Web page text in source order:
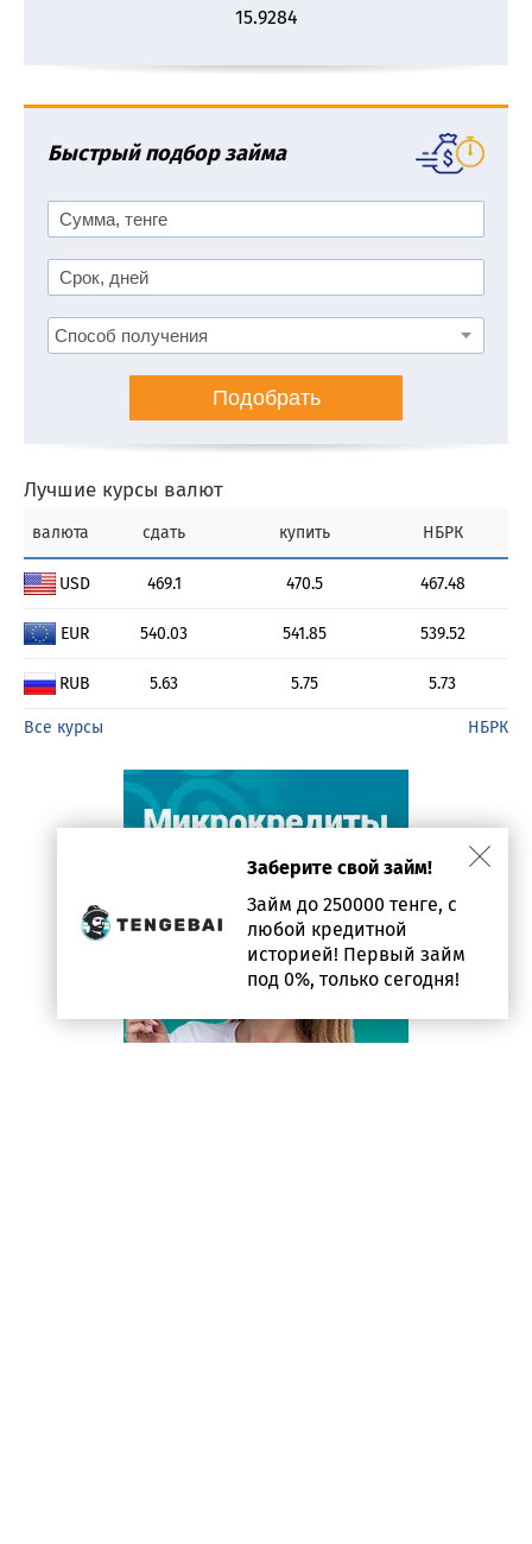
15.9284
Быстрый подбор займа
Подобрать
Лучшие курсы валют
валюта сдать купить НБРК
USD 469.1 470.5 467.48
EUR 540.03 541.85 539.52
RUB 5.63 5.75 5.73
Все курсы НБРК
Заберите свой займ!
Займ до 250000 тенге, с
любой кредитной
историей! Первый займ
под 0%, только сегодня!